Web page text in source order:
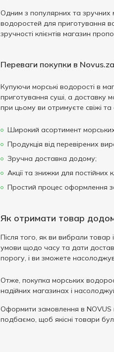
Одним з популярних та зручних
водоростей для приготування
зручності клієнтів магазин
Переваги покупки в
Купуючи морські водорості в
приготування суші, а доставку
при цьому ви отримуєте свіжі та
Широкий асортимент
Продукція від перевірених
Зручна доставка додому;
Акції та знижки для постійних
Простий процес оформлення
Як отримати товар
Після того, як ви вибрали
умови щодо часу та дати
порогу, і ви зможете
Отже, покупка морських
надійних магазинах і
Оформити замовлення в
подбаємо, щоб якісні товари